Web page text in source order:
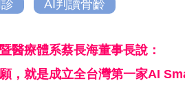
AI判讀骨齡
醫療體系蔡長海董事長說：
願，就是成立全台灣第一家AI